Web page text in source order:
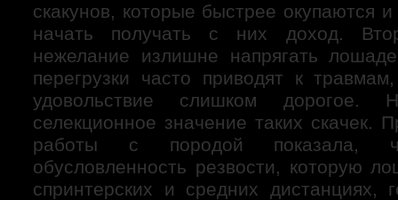
скакунов, которые быстрее окупаются
начать получать с них доход.
нежелание излишне напрягать
перегрузки часто приводят к
удовольствие слишком дорогое.
селекционное значение таких скачек.
работы с породой показала,
обусловленность резвости, которую
спринтерских и средних дистанциях,